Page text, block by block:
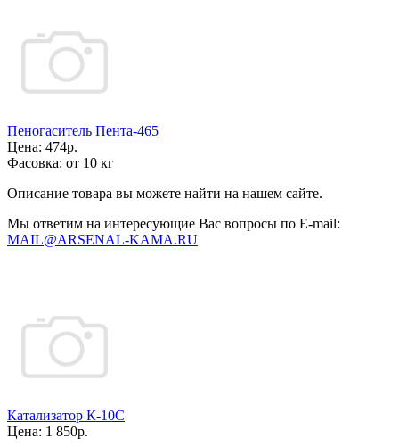
Пеногаситель Пента-465
Цена: 474р.
Фасовка: от 10 кг
Описание товара вы можете найти на нашем сайте.
Мы ответим на интересующие Вас вопросы по E-mail:
MAIL@ARSENAL-KAMA.RU
Катализатор К-10С
Цена: 1 850р.